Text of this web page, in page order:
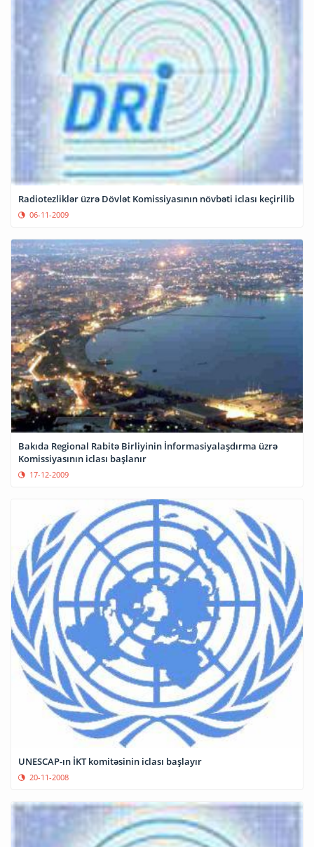
Radiotezliklər üzrə Dövlət Komissiyasının növbəti iclası keçirilib
06-11-2009
Bakıda Regional Rabitə Birliyinin İnformasiyalaşdırma üzrə
Komissiyasının iclası başlanır
17-12-2009
UNESCAP-ın İKT komitəsinin iclası başlayır
20-11-2008